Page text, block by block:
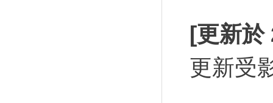
[更新
更新受